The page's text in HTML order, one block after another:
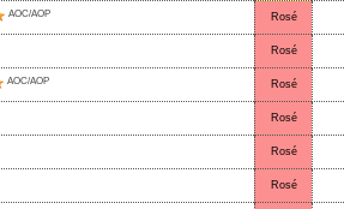
AOC/AOP Rosé
Rosé
AOC/AOP Rosé
Rosé
Rosé
Rosé